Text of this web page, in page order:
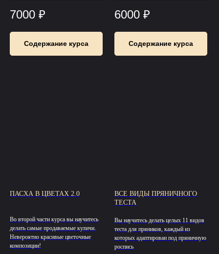
7000 ₽
Содержание курса
6000 ₽
Содержание курса
ПАСХА В ЦВЕТАХ 2.0
Во второй части курса вы научитесь
делать самые продаваемые куличи.
Невероятно красивые цветочные
композиции!
ВСЕ ВИДЫ ПРЯНИЧНОГО
ТЕСТА
Вы научитесь делать целых 11 видов
теста для пряников, каждый из
которых адаптирован под пряничную
роспись